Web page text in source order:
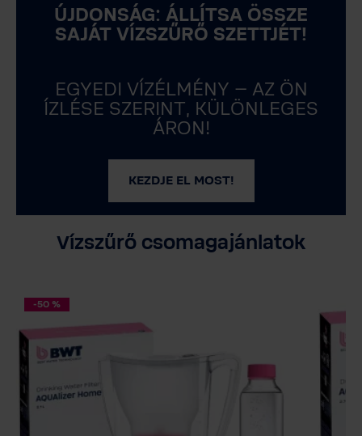
ÚJDONSÁG: ÁLLÍTSA ÖSSZE
SAJÁT VÍZSZŰRŐ SZETTJÉT!
EGYEDI VÍZÉLMÉNY – AZ ÖN
ÍZLÉSE SZERINT, KÜLÖNLEGES
ÁRON!
KEZDJE EL MOST!
Vízszűrő csomagajánlatok
-50 %